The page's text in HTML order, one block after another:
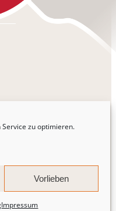
zu optimieren.
Vorlieben
Impressum